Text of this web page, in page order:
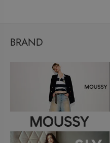
BRAND